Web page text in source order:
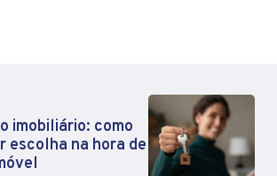
imobiliário: como
escolha na hora de